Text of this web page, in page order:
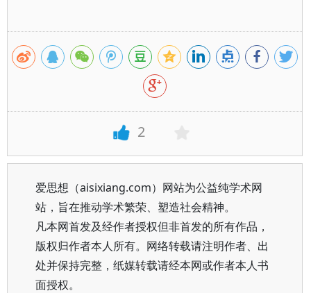
2
爱思想（aisixiang.com）网站为公益纯学术网
站，旨在推动学术繁荣、塑造社会精神。
凡本网首发及经作者授权但非首发的所有作品，
版权归作者本人所有。网络转载请注明作者、出
处并保持完整，纸媒转载请经本网或作者本人书
面授权。